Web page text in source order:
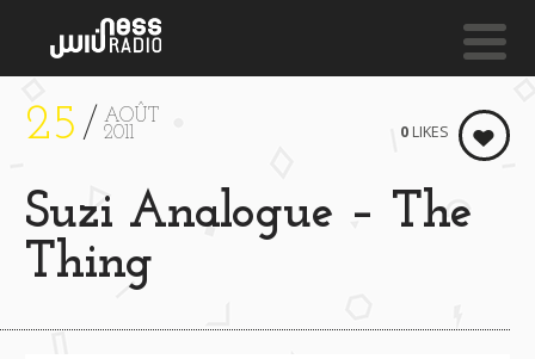
Childish Gambino
NESS LIVE !
25
AOÛT
2011
Suzi Analogue – The
Thing
0 LIKES